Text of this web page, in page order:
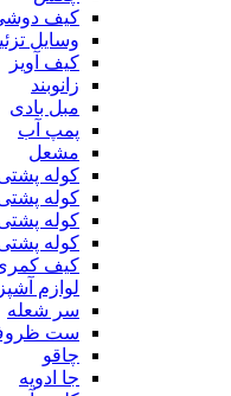
کیف
وسایل
کیف آویز
زانوبند
مبل بادی
پمپ آب
مشعل
کوله
کوله پشتی یک
کوله پشتی
کوله پشتی
کیف
لوازم
سر شعله
ست
چاقو
جا ادویه